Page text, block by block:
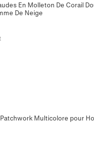
En Molleton De Corail
De Neige
Multicolore pour